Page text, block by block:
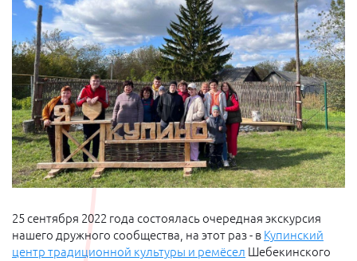
25 сентября 2022 года состоялась очередная экскурсия
нашего дружного сообщества, на этот раз - в Купинский
центр традиционной культуры и ремёсел Шебекинского